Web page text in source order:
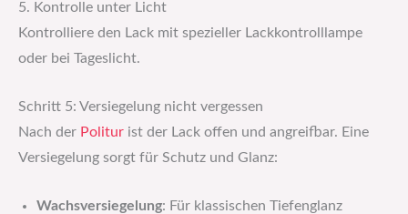
5. Kontrolle unter Licht
Kontrolliere den Lack mit spezieller Lackkontrolllampe
oder bei Tageslicht.
Schritt 5: Versiegelung nicht vergessen
Nach der Politur ist der Lack offen und angreifbar. Eine
Versiegelung sorgt für Schutz und Glanz:
Wachsversiegelung: Für klassischen Tiefenglanz